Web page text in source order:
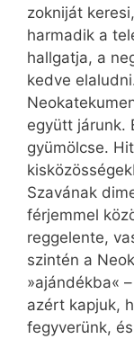
zokniját
harmadik a
hallgatja, a
kedve
együtt járunk.
gyümölcse.
Szavának
férjemmel
reggelente,
szintén a
»ajándékba«
azért kapjuk,
fegyverünk,